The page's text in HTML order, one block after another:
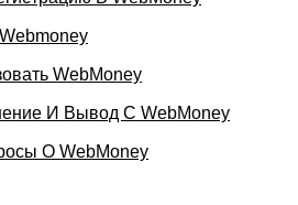
WebMoney
И Вывод С WebMoney
О WebMoney